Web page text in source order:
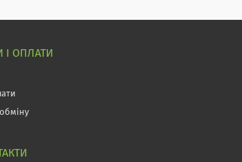
І ОПЛАТИ